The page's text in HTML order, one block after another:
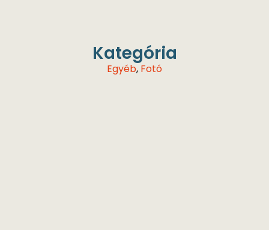
Kategória
Egyéb, Fotó